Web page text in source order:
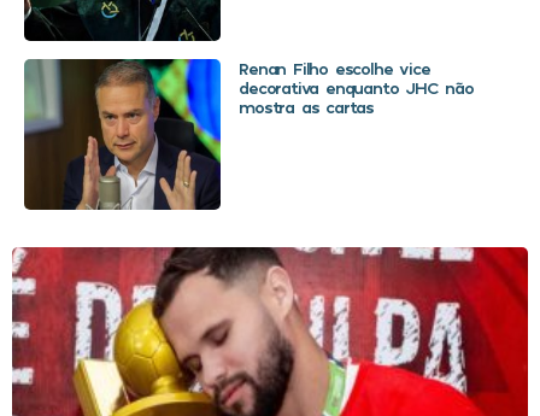
Renan Filho escolhe vice
decorativa enquanto JHC não
mostra as cartas